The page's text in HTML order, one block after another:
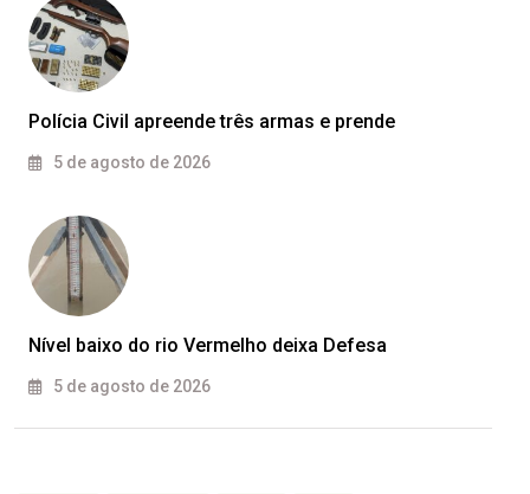
Polícia Civil apreende três armas e prende
5 de agosto de 2026
Nível baixo do rio Vermelho deixa Defesa
5 de agosto de 2026